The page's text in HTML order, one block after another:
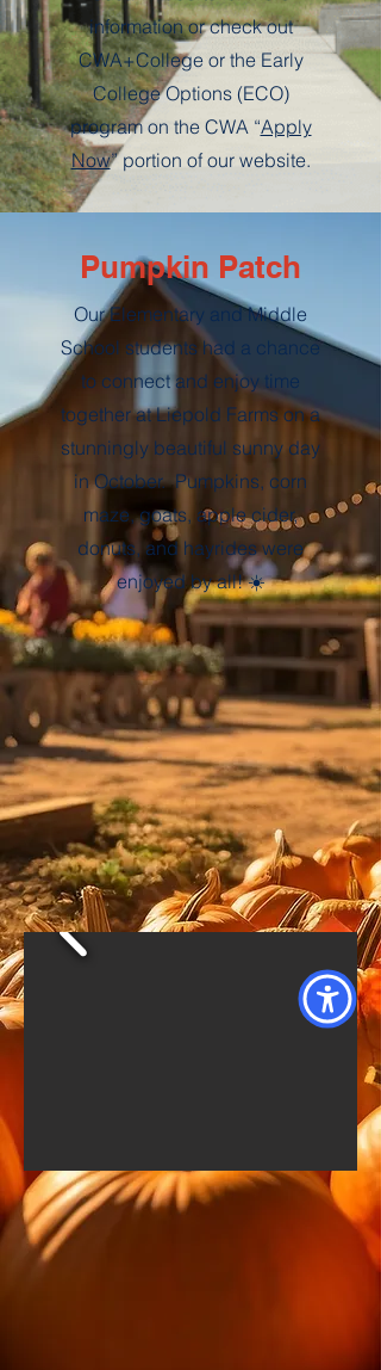
information or check out
CWA+College or the Early
College Options (ECO)
program on the CWA “Apply
Now” portion of our website.
Pumpkin Patch
Our Elementary and Middle
School students had a chance
to connect and enjoy time
together at Liepold Farms on a
stunningly beautiful sunny day
in October. Pumpkins, corn
maze, goats, apple cider,
donuts, and hayrides were
enjoyed by all! ☀️